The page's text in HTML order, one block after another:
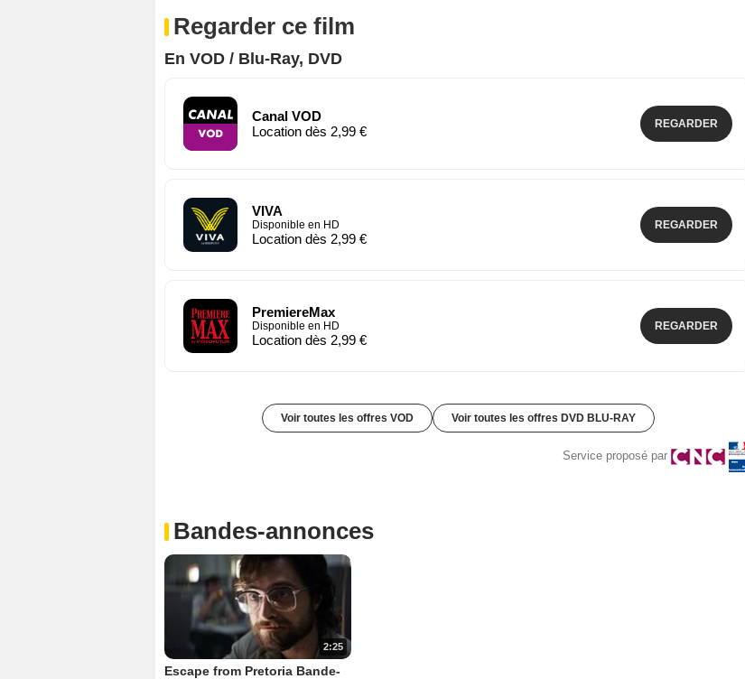
Regarder ce film
En VOD / Blu-Ray, DVD
Canal VOD
Location dès 2,99 €
REGARDER
VIVA
Disponible en HD
Location dès 2,99 €
REGARDER
PremiereMax
Disponible en HD
Location dès 2,99 €
REGARDER
Voir toutes les offres VOD Voir toutes les offres DVD BLU-RAY
Service proposé par
Bandes-annonces
2:25
Escape from Pretoria Bande-